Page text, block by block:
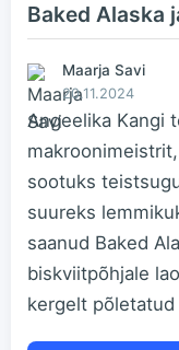
Baked Alaska
Maarja Savi
20.11.2024
Angeelika Kangi
sootuks
suureks
saanud Baked
biskviitpõhjale
kergelt põletatud